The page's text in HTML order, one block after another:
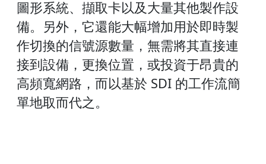
圖形系統、擷取卡以及大量其他製作設
備。另外，它還能大幅增加用於即時製
作切換的信號源數量，無需將其直接連
接到設備，更換位置，或投資于昂貴的
高頻寬網路，而以基於 SDI 的工作流簡
單地取而代之。